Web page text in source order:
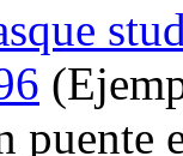
puente